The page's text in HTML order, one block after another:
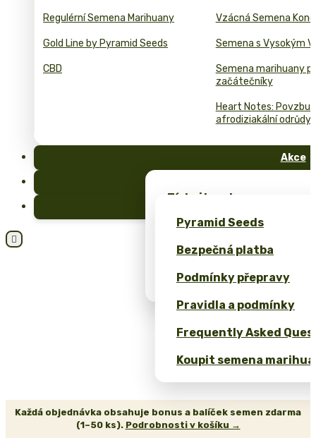
Regulérní Semena Marihuany
Gold Line by Pyramid Seeds
CBD
Vzácná Semena
Semena s Vysokým
Semena marihuany
začátečníky
Heart Notes:
afrodiziakální odrůdy
Akce
Získejte zdarma semena
(ROI)
Pyramid Seeds
Bezpečná platba
Podmínky přepravy
Pravidla a podmínky
Frequently Asked
Koupit semena

Každá objednávka obsahuje bonus a balíček semen zdarma
(1–50 ks). Podrobnosti v košíku →